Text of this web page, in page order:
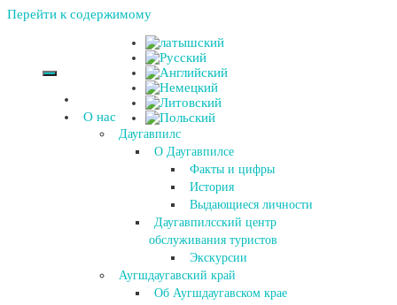
Перейти к содержимому
О нас
Даугавпилс
О Даугавпилсе
Факты и цифры
История
Выдающиеся личности
Даугавпилсский центр
обслуживания туристов
Экскурсии
Аугшдаугавский край
Об Аугшдаугавском крае